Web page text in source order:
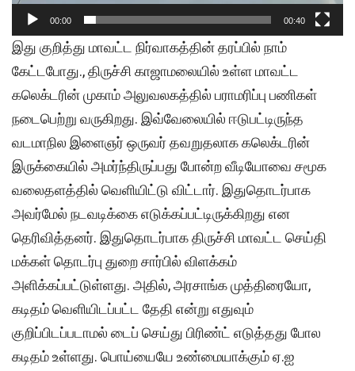
00:00 00:40
இது குறித்து மாவட்ட நிர்வாகத்தின் தரப்பில் நாம்
கேட்டபோது., திருச்சி காஜாமலையில் உள்ள மாவட்ட
கலெக்டரின் முகாம் அலுவலகத்தில் பராமரிப்பு பணிகள்
நடைபெற்று வருகிறது. இவ்வேலையில் ஈடுபட்டிருந்த
வடமாநில இளைஞர் ஒருவர் தவறுதலாக கலெக்டரின்
இருக்கையில் அமர்ந்திருப்பது போன்ற வீடியோவை சமூக
வலைதளத்தில் வெளியிட்டு விட்டார். இதுதொடர்பாக
அவர்மேல் நடவடிக்கை எடுக்கப்பட்டிருக்கிறது என
தெரிவித்தனர். இதுதொடர்பாக திருச்சி மாவட்ட செய்தி
மக்கள் தொடர்பு துறை சார்பில் விளக்கம்
அளிக்கப்பட்டுள்ளது. அதில், அரசாங்க முத்திரையோ,
கடிதம் வெளியிடப்பட்ட தேதி என்று எதுவும்
குறிப்பிடப்படாமல் டைப் செய்து பிரிண்ட் எடுத்தது போல
கடிதம் உள்ளது. பொய்யையே உண்மையாக்கும் ஏ.ஐ